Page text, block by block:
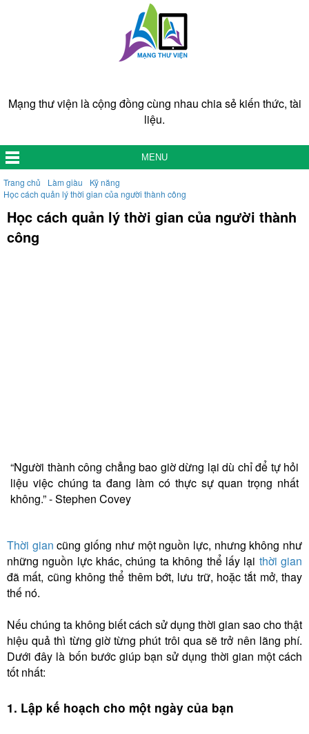
Mạng thư viện là cộng đồng cùng nhau chia sẻ kiến thức, tài
liệu.
MENU
Trang chủ Làm giàu
Kỹ năng
Học cách quản lý thời gian của người thành công
Học cách quản lý thời gian của người thành
công
“Người thành công chẳng bao giờ dừng lại dù chỉ để tự hỏi
liệu việc chúng ta đang làm có thực sự quan trọng nhất
không.” - Stephen Covey
Thời gian cũng giống như một nguồn lực, nhưng không như
những nguồn lực khác, chúng ta không thể lấy lại thời gian
đã mất, cũng không thể thêm bớt, lưu trữ, hoặc tắt mở, thay
thế nó.
Nếu chúng ta không biết cách sử dụng thời gian sao cho thật
hiệu quả thì từng giờ từng phút trôi qua sẽ trở nên lãng phí.
Dưới đây là bốn bước giúp bạn sử dụng thời gian một cách
tốt nhất:
1. Lập kế hoạch cho một ngày của bạn